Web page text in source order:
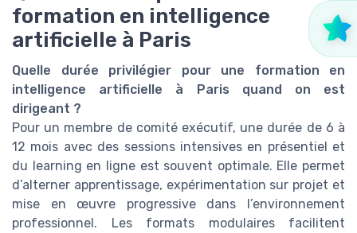
formation en intelligence
artificielle à Paris
Quelle durée privilégier pour une formation en
intelligence artificielle à Paris quand on est
dirigeant ?
Pour un membre de comité exécutif, une durée de 6 à
12 mois avec des sessions intensives en présentiel et
du learning en ligne est souvent optimale. Elle permet
d’alterner apprentissage, expérimentation sur projet et
mise en œuvre progressive dans l’environnement
professionnel. Les formats modulaires facilitent